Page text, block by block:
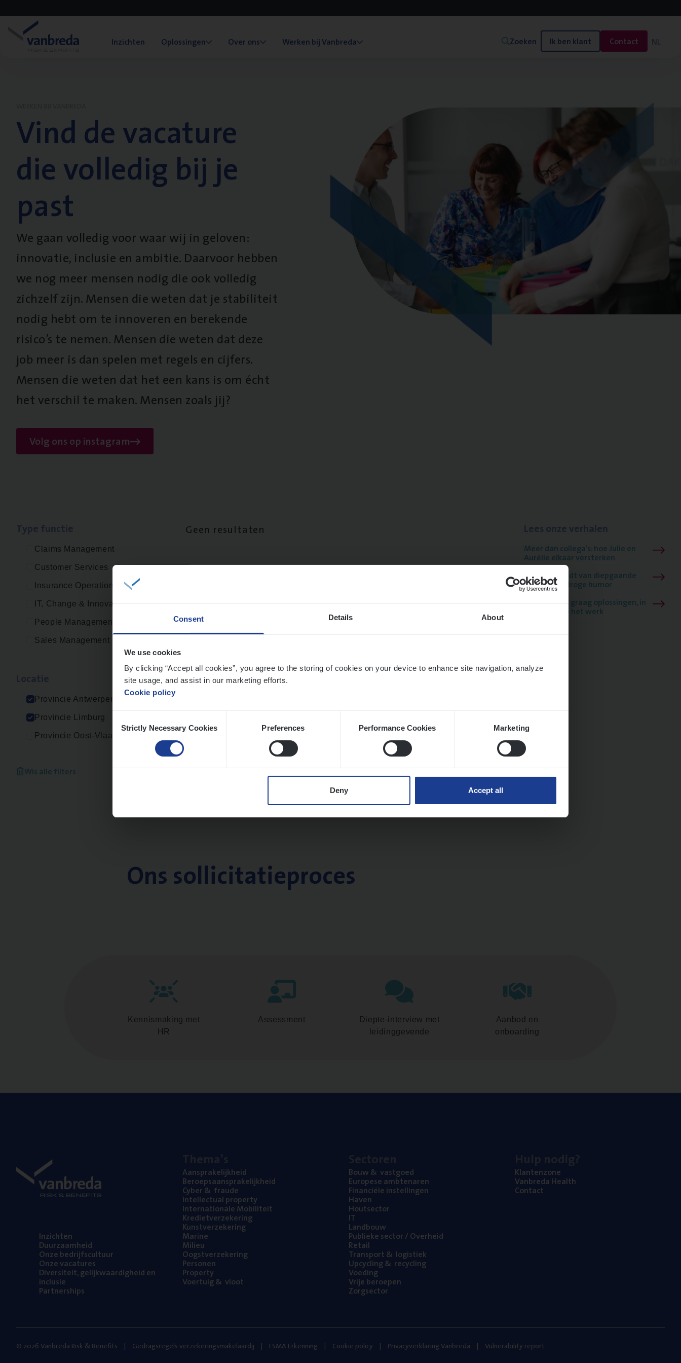
Consent Details About
We use cookies
By clicking “Accept all cookies”, you agree to the storing of cookies on your device to enhance site navigation, analyze
site usage, and assist in our marketing efforts.
Cookie policy
Selection
Strictly Necessary Cookies Preferences Performance Cookies Marketing
Deny Accept all
Inzichten Oplossingen Over ons Werken bij Vanbreda Zoeken Ik ben klant Contact NL
Vind de vacature
die volledig bij je
past
We gaan volledig voor waar wij in geloven:
innovatie, inclusie en ambitie. Daarvoor hebben
we nog meer mensen nodig die ook volledig
zichzelf zijn. Mensen die weten dat je stabiliteit
nodig hebt om te innoveren en berekende
risico’s te nemen. Mensen die weten dat deze
job meer is dan spelen met regels en cijfers.
Mensen die weten dat het een kans is om écht
het verschil te maken. Mensen zoals jij?
Volg ons op instagram
Claims Management
Customer Services
Insurance Operations
IT, Change & Innovation
People Management
Sales Management
Provincie Antwerpen
Provincie Limburg
Provincie Oost-Vlaanderen
Wis alle filters
Geen resultaten
Meer dan collega’s: hoe Julie en
Aurélie elkaar versterken
Mathias houdt van diepgaande
dossiers én droge humor
Thalia zoekt graag oplossingen, in
games én op het werk
Ons sollicitatieproces
Kennismaking met
HR
Assessment
Diepte-interview met
leidinggevende
Aanbod en
onboarding
Inzich­ten
Duur­zaam­heid
Onze bedrijfs­cul­tuur
Onze vaca­tu­res
Diver­si­teit, gelijk­waar­dig­heid en
inclusie
Part­ner­ships
Aan­spra­ke­lijk­heid
Beroeps­aan­spra­ke­lijk­heid
Cyber& fraude
Intel­lec­tu­al property
Inter­na­ti­o­na­le Mobiliteit
Kre­diet­ver­ze­ke­ring
Kunst­ver­ze­ke­ring
Mari­ne
Mili­eu
Oogst­ver­ze­ke­ring
Per­so­nen
Pro­per­ty
Voer­tuig& vloot
Bouw& vastgoed
Euro­pe­se ambtenaren
Finan­ci­ë­le instellingen
Haven
Hout­sec­tor
IT
Land­bouw
Publie­ke sec­tor / Overheid
Retail
Trans­port& logistiek
Upcy­cling& recycling
Voe­ding
Vrije beroe­pen
Zorg­sec­tor
Klan­ten­zo­ne
Van­b­re­da Health
Con­tact
© 2026 Vanbreda Risk & Benefits Gedragsregels verzekeringsmakelaardij FSMA Erkenning Cookie policy Privacyverklaring Vanbreda Vulnerability report